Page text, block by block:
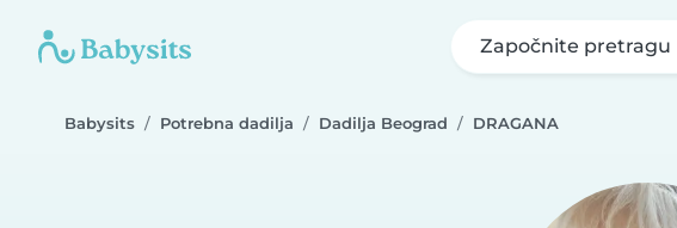
Započnite pretragu
Babysits Potrebna dadilja Dadilja Beograd DRAGANA